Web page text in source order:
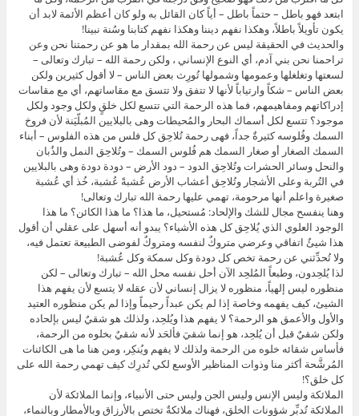
ابتعد فهو باطل – حتماً باطل – أياً كان القائل به ولو كان أعظم الأئمة لابد أن
يكون تأويلاً باطلاً، وهكذا نفهم ديننا وهكذا نفهم كتابنا وسُنة نبينا!
والحديث في الحقيقة ليس عن رحمة الله بمقدار ما هو عن رحمتنا نحن وعن
تراحمنا نحن بني آدم، أي النوع الإنساني ، ولكن رحمة الله – تبارك وتعالى –
لسعتها وتغلغلها وعمومها وشمولها تُورِث بعض الناس – لا أقول كثيرين ولكن
بعض الناس – شكاً وارتياباً لأنها لا تتفق ولا تتسق مع مقاساتهم، أي مع مقاسات
إدراكاتهم ومفاهيمهم، فما هذه الرحمة التي تتسع لكل خلقٍ ولكل وجود ولكل
موجود؟ تتسع لكل أسماك البحار والمُحيطات وهى بالبلايين المُبلّيَنة لأن فروخ
السمك وفُلوسه كثيرةٌ جداً، فهى رحمة تُلاحِق كل فلس من هذه الفلوس – أبناء
السمك الصغار أو صغار السمك هم فُلوس السمك – وتُلاحِق النمل والذُبان
والنحل وسائر الحشرات وتُلاحِق الدود – دود الأرض – دودة دودة وهى بالبلايين
في التُربة وعلى الأشجار وتُلاحِق أعشاب الأرض عُشبةً عُشبة، خُذ أي عُشبة
صغيرة واعلم أنها مرحومة، تهمي عليها رحمة الله تبارك وتعالى!
وهنا ينفسح مجال للشك والإلحاد: مُستحيل، ما هذا؟ ما هذا الكائن؟ ما هذا
الوجود العلوي الذي يُلاحِق كل هذه الأشياء؟ يبدو أنه أسهل على عقلي أن أقول
هذا شيئٌ اتفاقي وعرضي متروكٌ لنفسه ومتروكٌ لفوضى الطبيعة تعتمل فيه،
ولا تُحدِّثني عن رحمة تخص كل دودة وكل سمكة وكل عُشبة!
لذا يُلحِدون، وطبعاً المُلحِد الآن أحل نفسه محل الله – تبارك وتعالى – لكن
منظوره ليس إلهياً، منظوره لا يزال إنساني لأن عقله لا يتسع لأن يفهم هذا
الشيئ، كيف يفهمه وخاصة إذا لم يكن عبداً رحيماً وإذا لم يكن منظوره العتيد
والأول والأعمق هو الرحمة؟ لا يفهم هذا ويُلحِد، ولذلك هو شقيٌ ليس بإلحاده
ولكن شقيٌ قبل أن يُلحِد، هو إنما شقيَ فألحَد لأنه شقيٌ بخلوه من الرحمة،
فأساس شقائه خلوه من الرحمة ولذلك لا يفهم ويُنكِر، ومن هنا ما هى الكائنات
المُرشَّحة أكثر منا وذوات المناظير الأوسع لكي تُدرِك كيف تهمي رحمة الله على
كل خلق؟!
الملائكة وليس الإنس وليس الجن وليس حتى الأنبياء، وإنما الملائكة لأن
الملائكة تُدبِّر شؤونات الخلق، فهناك ملائكةٌ تختص بالأرزاق وبالأمطار وبالنماء،